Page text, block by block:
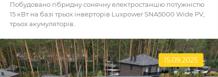
Побудовано гібридну сонячну електростанцію потужністю
15 кВт на базі трьох інверторів Luxpower SNA5000 Wide PV,
трьох акумуляторів..
15.09.2025